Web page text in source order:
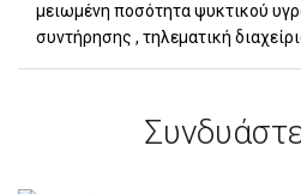
μειωμένη ποσότητα ψυκτικού
συντήρησης , τηλεματική